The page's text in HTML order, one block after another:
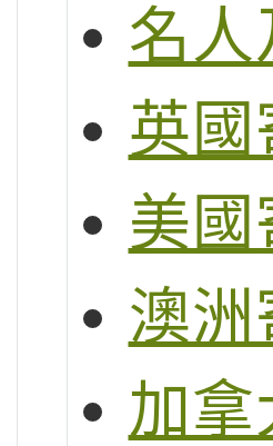
名人
英國
美
澳洲
加